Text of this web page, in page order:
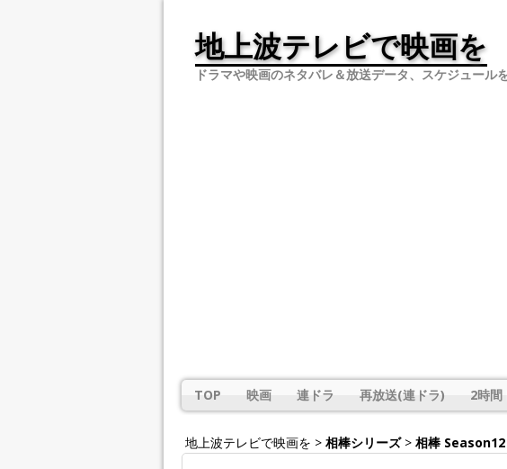
地上波テレビで映画を
ドラマや映画のネタバレ＆放送データ、スケジュール
TOP 映画 連ドラ 再放送(連ドラ) 2時間
地上波テレビで映画を > 相棒シリーズ > 相棒 Season12